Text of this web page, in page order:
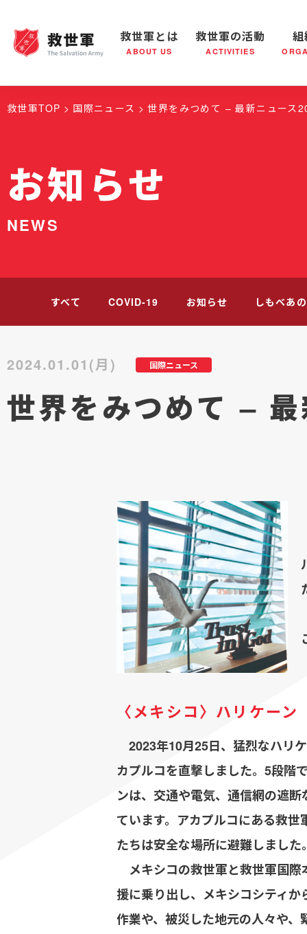
救世軍とは
ABOUT US
救世軍とは 世界が抱えている社会問題 救世軍
救世軍の活動
ACTIVITIES
救世軍の活動 社会鍋
組織概要
救世軍TOP 国際ニュース 世界をみつめて – 最新ニュース
お知らせ
NEWS
すべて COVID-19 お知らせ しもべあ
国際ニュース
2024.01.01(月)
世界をみつめて –
〈メキシコ〉ハリケー
2023年10月25日、猛烈なハリ
カプルコを直撃しました。5段階
ンは、交通や電気、通信網の遮
ています。アカプルコにある救
たちは安全な場所に避難しました
メキシコの救世軍と救世軍国際
援に乗り出し、メキシコシティ
作業や、被災した地元の人々や